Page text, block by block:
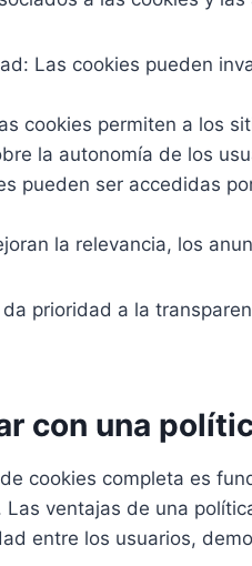
Las cookies pueden
cookies permiten a los
la autonomía de los
pueden ser accedidas
la relevancia, los
prioridad a la
con una
cookies completa es
ventajas de una
entre los usuarios,